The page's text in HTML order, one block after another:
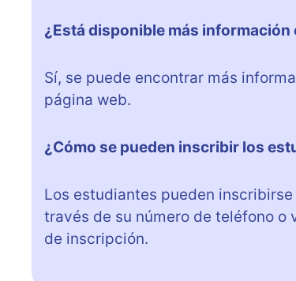
¿Está disponible más información
Sí, se puede encontrar más
página web.
¿Cómo se pueden inscribir los
Los estudiantes pueden
través de su número de teléfono
de inscripción.